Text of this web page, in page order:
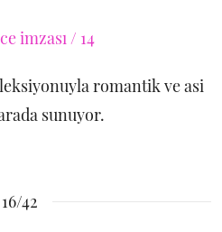
romantik ve asi
sunuyor.
16/42